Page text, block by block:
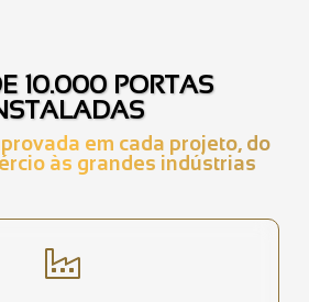
10.000 PORTAS
em cada projeto, do
às grandes indústrias